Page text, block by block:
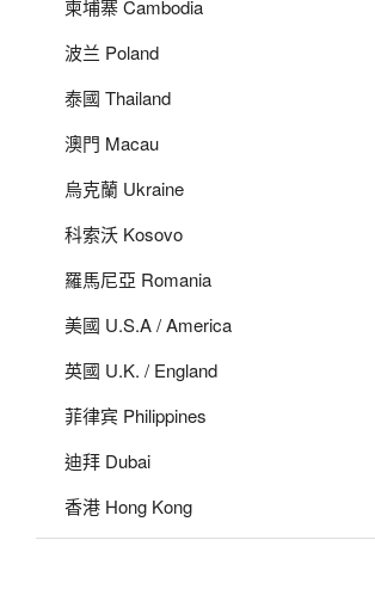
柬埔寨 Cambodia
波兰 Poland
泰國 Thailand
澳門 Macau
烏克蘭 Ukraine
科索沃 Kosovo
羅馬尼亞 Romania
美國 U.S.A / America
英國 U.K. / England
菲律宾 Philippines
迪拜 Dubai
香港 Hong Kong